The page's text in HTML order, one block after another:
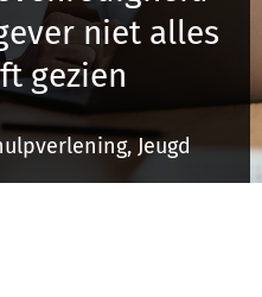
niet al­les
ge­zien
Jeugd